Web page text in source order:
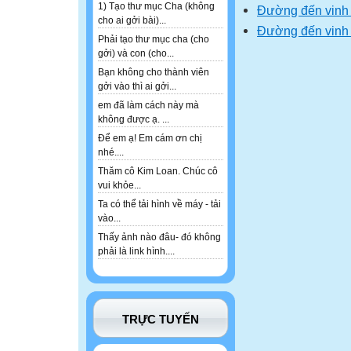
1) Tạo thư mục Cha (không
cho ai gởi bài)...
Phải tạo thư mục cha (cho
gởi) và con (cho...
Bạn không cho thành viên
gởi vào thì ai gởi...
em đã làm cách này mà
không được ạ. ...
Để em ạ! Em cám ơn chị
nhé....
Thăm cô Kim Loan. Chúc cô
vui khỏe...
Ta có thể tải hình về máy - tải
vào...
Thấy ảnh nào đâu- đó không
phải là link hình....
TRỰC TUYẾN
Đường đến vinh
Đường đến vinh